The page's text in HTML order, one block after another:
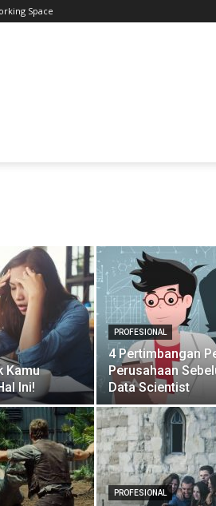
Space
Kamu
Ini!
PROFESIONAL
4 Pertimbangan
Perusahaan
Data Scientist
PROFESIONAL